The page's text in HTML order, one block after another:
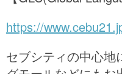
https://
セブシティの中心地